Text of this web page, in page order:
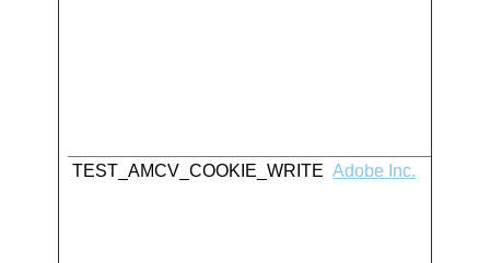
TEST_AMCV_COOKIE_WRITE Adobe Inc.